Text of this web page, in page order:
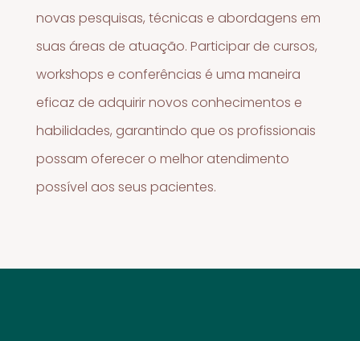
novas pesquisas, técnicas e abordagens em
suas áreas de atuação. Participar de cursos,
workshops e conferências é uma maneira
eficaz de adquirir novos conhecimentos e
habilidades, garantindo que os profissionais
possam oferecer o melhor atendimento
possível aos seus pacientes.